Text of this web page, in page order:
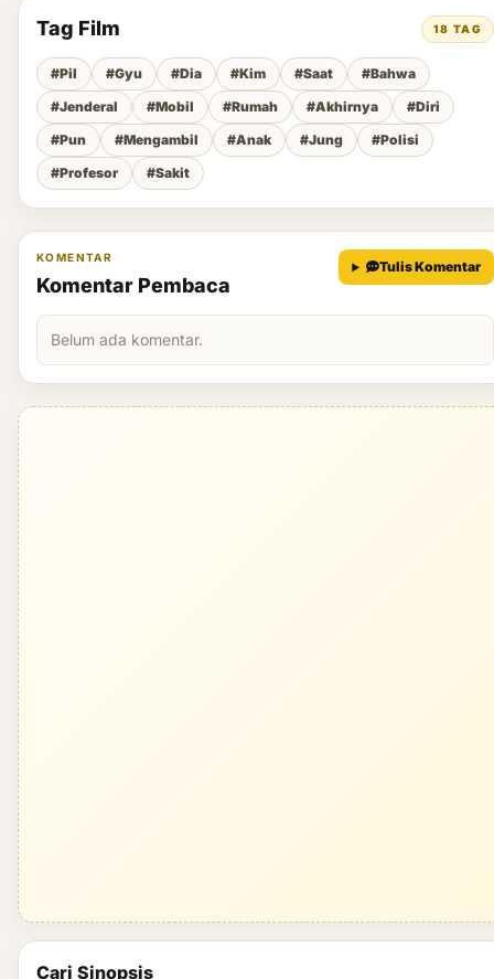
Tag Film 18 TAG
#Pil #Gyu #Dia #Kim #Saat
#Bahwa
#Jenderal
#Mobil #Rumah #Akhirnya
#Diri
#Pun
#Mengambil #Anak #Jung
#Polisi
#Profesor
#Sakit
KOMENTAR
Komentar Pembaca
Tulis Komentar
Belum ada komentar.
Cari Sinopsis